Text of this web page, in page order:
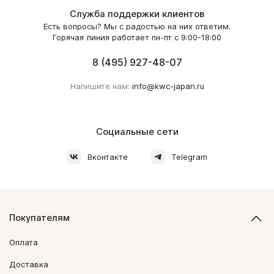
Служба поддержки клиентов
Есть вопросы? Мы с радостью на них ответим.
Горячая линия работает пн-пт с 9:00-18:00
8 (495) 927-48-07
Напишите нам: info@kwc-japan.ru
Социальные сети
Вконтакте Telegram
Покупателям
Оплата
Доставка